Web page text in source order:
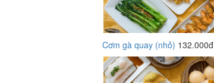
Cơm gà quay (nhỏ) 132.000đ